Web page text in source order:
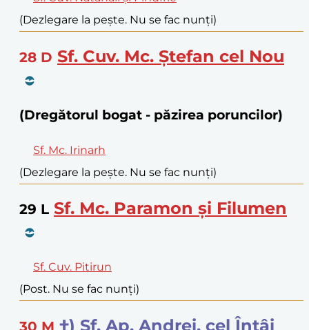
(Dezlegare la pește. Nu se fac nunți)
28 D Sf. Cuv. Mc. Ștefan cel Nou
(Dregătorul bogat - păzirea poruncilor)
Sf. Mc. Irinarh
(Dezlegare la pește. Nu se fac nunți)
29 L Sf. Mc. Paramon și Filumen
Sf. Cuv. Pitirun
(Post. Nu se fac nunți)
†) Sf. Ap. Andrei, cel Întâi